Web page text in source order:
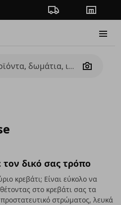
Πορεία παραγγελίας
Camera
δικό σας τρόπο
κρεβάτι; Είναι εύκολο να
στο κρεβάτι σας τα
στρώματος, λευκά